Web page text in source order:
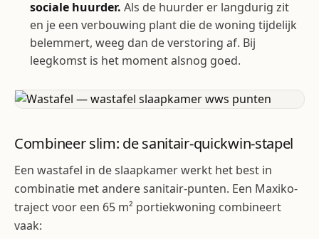
sociale huurder. Als de huurder er langdurig zit
en je een verbouwing plant die de woning tijdelijk
belemmert, weeg dan de verstoring af. Bij
leegkomst is het moment alsnog goed.
Combineer slim: de sanitair-quickwin-stapel
Een wastafel in de slaapkamer werkt het best in
combinatie met andere sanitair-punten. Een Maxiko-
traject voor een 65 m² portiekwoning combineert
vaak: